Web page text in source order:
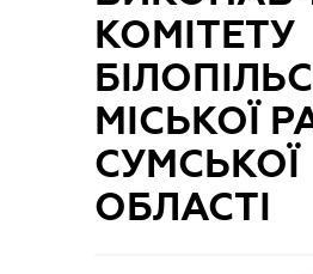
КОМІТЕТУ
МІСЬКОЇ
СУМСЬКОЇ
ОБЛАСТІ